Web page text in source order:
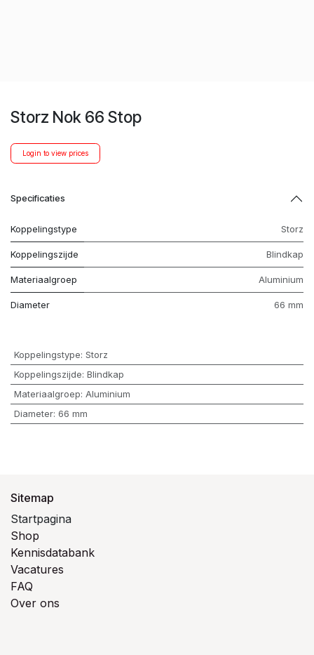
Storz Nok 66 Stop
Login to view prices
Specificaties
Koppelingstype Storz
Koppelingszijde Blindkap
Materiaalgroep Aluminium
Diameter 66 mm
Koppelingstype: Storz
Koppelingszijde: Blindkap
Materiaalgroep: Aluminium
Diameter: 66 mm
Sitemap
Startpagina
Shop
Kennisdatabank
Vacatures
FAQ
Over ons